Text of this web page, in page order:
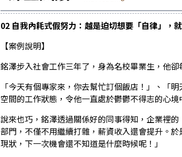
02 自我內耗式假努力：越是迫切想要「自律」，
【案例說明】
銘澤步入社會工作三年了，身為名校畢業生，他
「今天有個專家來，你去幫忙訂個飯店！」、「
空間的工作狀態，令他一直處於鬱鬱不得志的心
說來也巧，銘澤透過關係好的同事得知，企業裡
部門，不僅不用繼續打雜，薪資收入還會提升。
現狀，下一次機會還不知道是什麼時候呢！」